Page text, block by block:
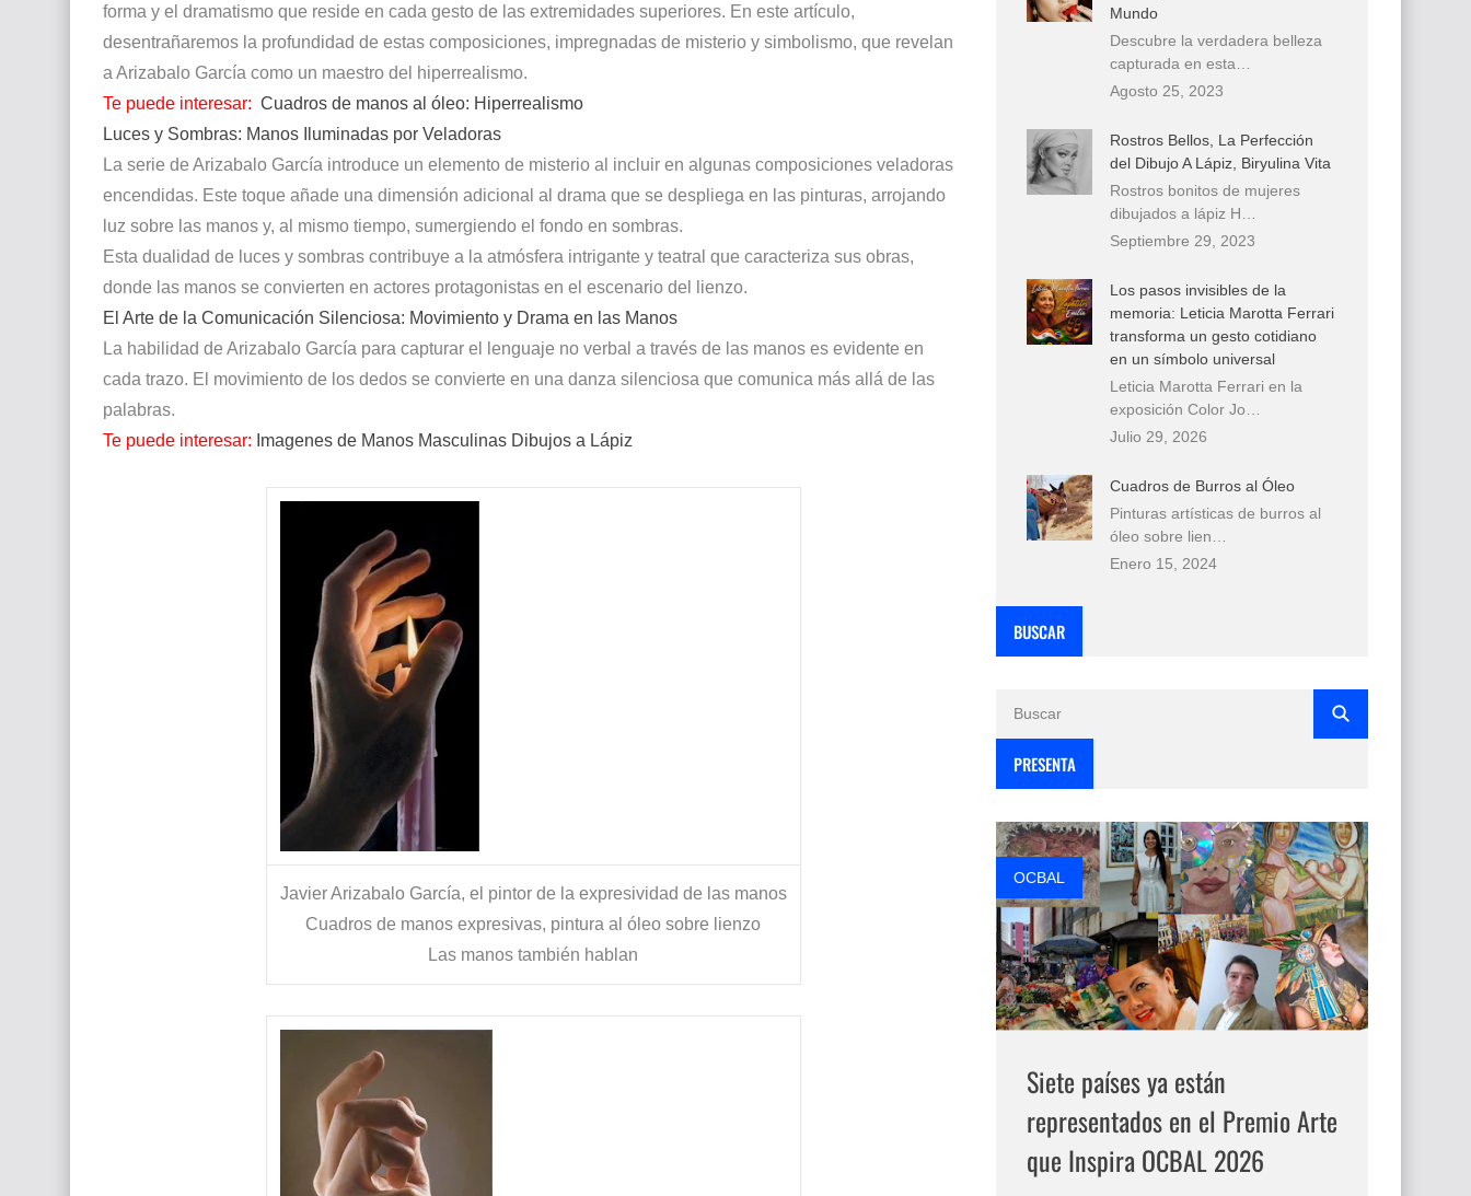
forma y el dramatismo que reside en cada gesto de las extremidades superiores. En este artículo,
desentrañaremos la profundidad de estas composiciones, impregnadas de misterio y simbolismo, que revelan
a Arizabalo García como un maestro del hiperrealismo.
Te puede interesar: Cuadros de manos al óleo: Hiperrealismo
Luces y Sombras: Manos Iluminadas por Veladoras
La serie de Arizabalo García introduce un elemento de misterio al incluir en algunas composiciones veladoras
encendidas. Este toque añade una dimensión adicional al drama que se despliega en las pinturas, arrojando
luz sobre las manos y, al mismo tiempo, sumergiendo el fondo en sombras.
Esta dualidad de luces y sombras contribuye a la atmósfera intrigante y teatral que caracteriza sus obras,
donde las manos se convierten en actores protagonistas en el escenario del lienzo.
El Arte de la Comunicación Silenciosa: Movimiento y Drama en las Manos
La habilidad de Arizabalo García para capturar el lenguaje no verbal a través de las manos es evidente en
cada trazo. El movimiento de los dedos se convierte en una danza silenciosa que comunica más allá de las
palabras.
Te puede interesar: Imagenes de Manos Masculinas Dibujos a Lápiz
Javier Arizabalo García, el pintor de la expresividad de las manos
Cuadros de manos expresivas, pintura al óleo sobre lienzo
Las manos también hablan
Mundo
Descubre la verdadera belleza
capturada en esta…
Agosto 25, 2023
Rostros Bellos, La Perfección
del Dibujo A Lápiz, Biryulina Vita
Rostros bonitos de mujeres
dibujados a lápiz H…
Septiembre 29, 2023
Los pasos invisibles de la
memoria: Leticia Marotta Ferrari
transforma un gesto cotidiano
en un símbolo universal
Leticia Marotta Ferrari en la
exposición Color Jo…
Julio 29, 2026
Cuadros de Burros al Óleo
Pinturas artísticas de burros al
óleo sobre lien…
Enero 15, 2024
BUSCAR
PRESENTA
OCBAL
Siete países ya están
representados en el Premio Arte
que Inspira OCBAL 2026